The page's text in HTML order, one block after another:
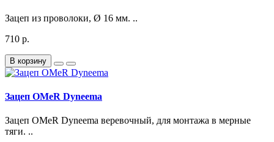
Зацеп из проволоки, Ø 16 мм. ..
710 р.
В корзину
Зацеп OMeR Dyneema
Зацеп OMeR Dyneema веревочный, для монтажа в мерные
тяги. ..